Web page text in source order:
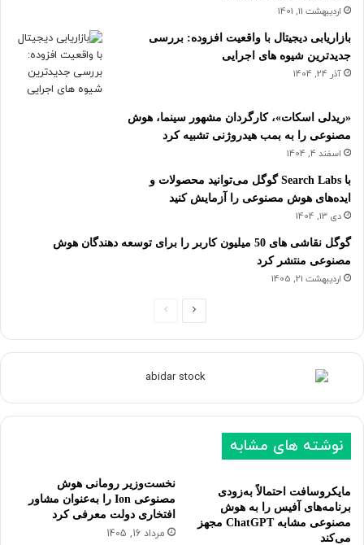
اردیبهشت 11, 1401
بازاریابی دیجیتال با واقعیت افزوده: بررسی
جدیدترین شیوه های اجرایی
آذر 24, 1404
«ریدلی اسکات»، کارگردان مشهور سینما، هوش
مصنوعی را به بمب هیدروژنی تشبیه کرد
اسفند 4, 1404
با Search Labs گوگل می‌توانید محصولات و
ایده‌های هوش مصنوعی را آزمایش کنید
دی 13, 1404
گوگل نقاشی های 50 میلیون کاربر را برای توسعه دهندگان هوش
مصنوعی منتشر کرد
اردیبهشت 21, 1405
ح
ه
ق
ح
ه
ب
نوشته های مشابه
مایکروسافت احتمالاً به‌زودی
برنامه‌های آفیس را به هوش
مصنوعی مشابه ChatGPT مجهز
می‌کند
نخست‌وزیر رومانی هوش
مصنوعی Ion را به‌عنوان مشاور
افتخاری دولت معرفی کرد
مرداد 16, 1405